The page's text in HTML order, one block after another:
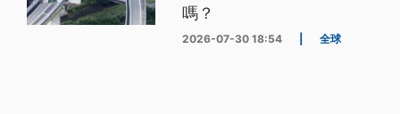
嗎？
2026-07-30 18:54 全球